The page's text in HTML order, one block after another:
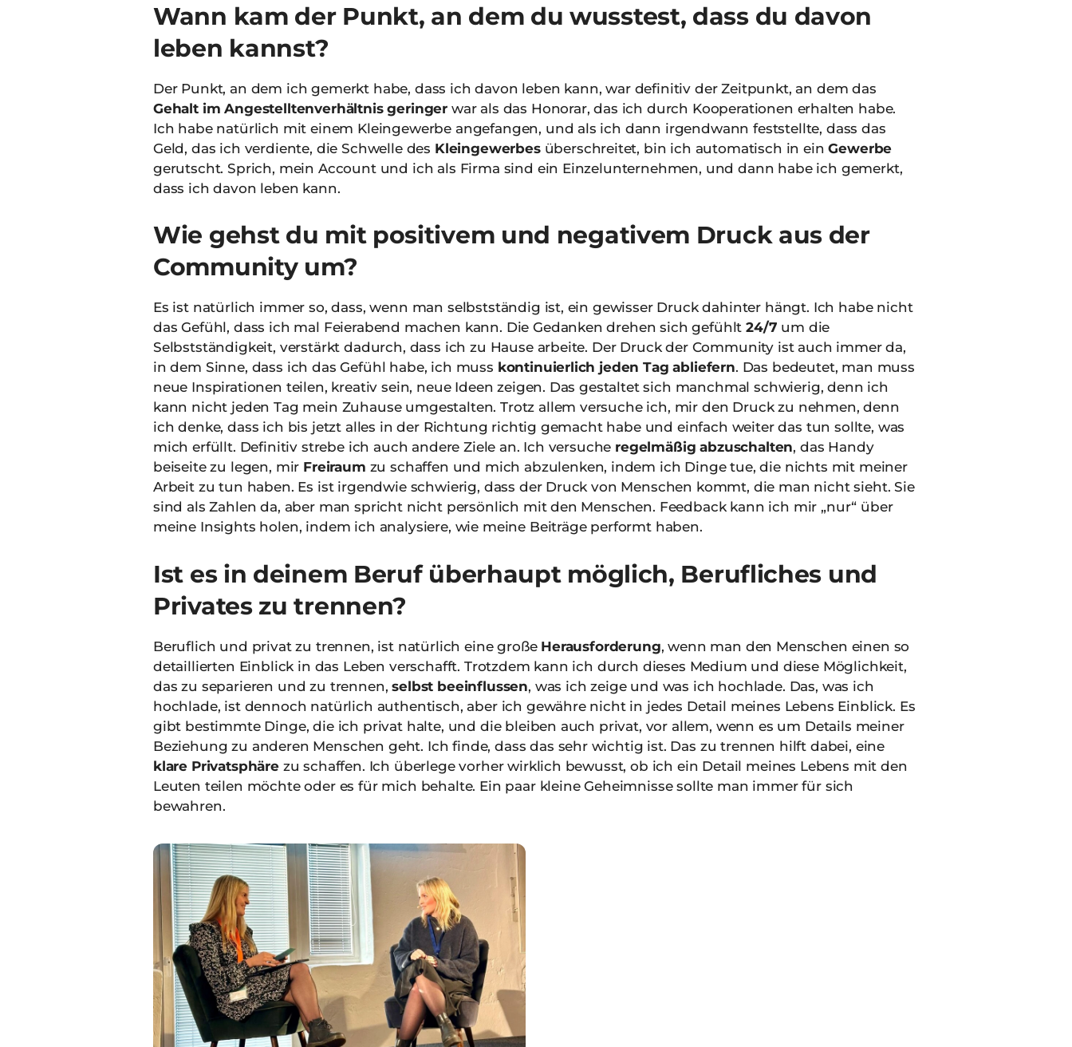
Wann kam der Punkt, an dem du wusstest, dass du davon
leben kannst?
Der Punkt, an dem ich gemerkt habe, dass ich davon leben kann, war definitiv der Zeitpunkt, an dem das
Gehalt im Angestelltenverhältnis geringer war als das Honorar, das ich durch Kooperationen erhalten habe.
Ich habe natürlich mit einem Kleingewerbe angefangen, und als ich dann irgendwann feststellte, dass das
Geld, das ich verdiente, die Schwelle des Kleingewerbesüberschreitet, bin ich automatisch in einGewerbe
gerutscht. Sprich, mein Account und ich als Firma sind ein Einzelunternehmen, und dann habe ich gemerkt,
dass ich davon leben kann.
Wie gehst du mit positivem und negativem Druck aus der
Community um?
Es ist natürlich immer so, dass, wenn man selbstständig ist, ein gewisser Druck dahinter hängt. Ich habe nicht
das Gefühl, dass ich mal Feierabend machen kann. Die Gedanken drehen sich gefühlt24/7 um die
Selbstständigkeit, verstärkt dadurch, dass ich zu Hause arbeite. Der Druck der Community ist auch immer da,
in dem Sinne, dass ich das Gefühl habe, ich muss kontinuierlich jeden Tag abliefern. Das bedeutet, man muss
neue Inspirationen teilen, kreativ sein, neue Ideen zeigen. Das gestaltet sich manchmal schwierig, denn ich
kann nicht jeden Tag mein Zuhause umgestalten. Trotz allem versuche ich, mir den Druck zu nehmen, denn
ich denke, dass ich bis jetzt alles in der Richtung richtig gemacht habe und einfach weiter das tun sollte, was
mich erfüllt. Definitiv strebe ich auch andere Ziele an. Ich versuche regelmäßig abzuschalten, das Handy
beiseite zu legen, mir Freiraum zu schaffen und mich abzulenken, indem ich Dinge tue, die nichts mit meiner
Arbeit zu tun haben. Es ist irgendwie schwierig, dass der Druck von Menschen kommt, die man nicht sieht. Sie
sind als Zahlen da, aber man spricht nicht persönlich mit den Menschen. Feedback kann ich mir „nur“ über
meine Insights holen, indem ich analysiere, wie meine Beiträge performt haben.
Ist es in deinem Beruf überhaupt möglich, Berufliches und
Privates zu trennen?
Beruflich und privat zu trennen, ist natürlich eine große Herausforderung, wenn man den Menschen einen so
detaillierten Einblick in das Leben verschafft. Trotzdem kann ich durch dieses Medium und diese Möglichkeit,
das zu separieren und zu trennen,selbst beeinflussen, was ich zeige und was ich hochlade. Das, was ich
hochlade, ist dennoch natürlich authentisch, aber ich gewähre nicht in jedes Detail meines Lebens Einblick. Es
gibt bestimmte Dinge, die ich privat halte, und die bleiben auch privat, vor allem, wenn es um Details meiner
Beziehung zu anderen Menschen geht. Ich finde, dass das sehr wichtig ist. Das zu trennen hilft dabei, eine
klare Privatsphärezu schaffen. Ich überlege vorher wirklich bewusst, ob ich ein Detail meines Lebens mit den
Leuten teilen möchte oder es für mich behalte. Ein paar kleine Geheimnisse sollte man immer für sich
bewahren.